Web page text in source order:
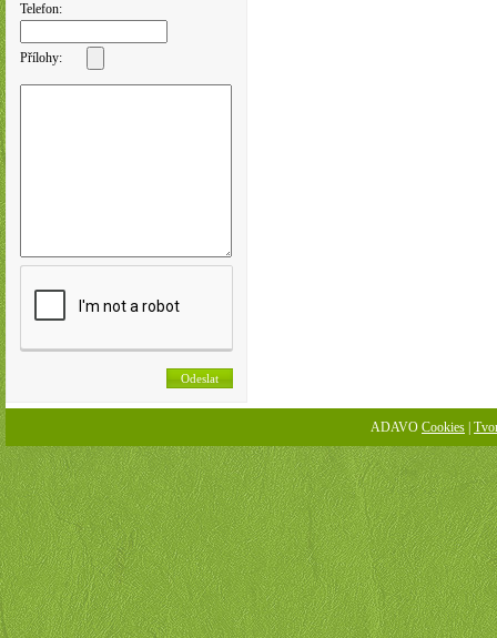
Telefon:
Přílohy:
ADAVO Cookies